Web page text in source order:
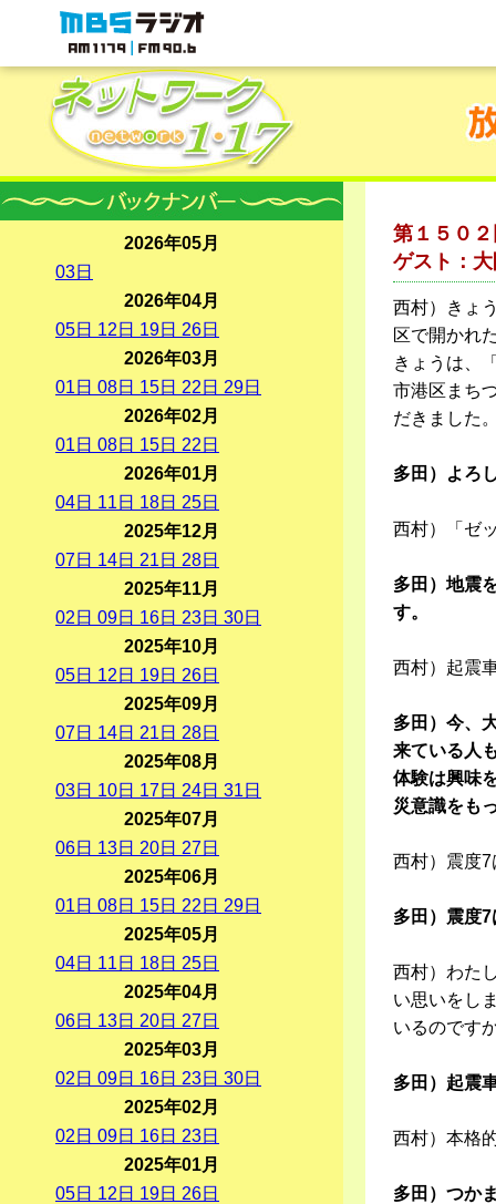
MBSラジオ 1179|FM90.6
第１５０
ゲスト：
西村）きょ
区で開かれ
きょうは、
市港区まち
だきました
多田）よろ
西村）「ゼ
多田）地震
す。
西村）起震
多田）今、
来ている人
体験は興味
災意識をも
西村）震度
多田）震度
西村）わた
い思いをし
いるのです
多田）起震
西村）本格
多田）つか
2026年05月
03日
2026年04月
05日 12 日 19日 26日
2026年03月
01 日 08日 15日 22 日 29日
2026年02月
01 日 08日 15日 22 日
2026年01月
04日 11 日 18日 25日
2025年12月
07日 14日 21 日 28日
2025年11月
02 日 09日 16日 23日 30日
2025年10月
05日 12 日 19日 26日
2025年09月
07日 14日 21 日 28日
2025年08月
03日 10日 17日 24日 31 日
2025年07月
06日 13日 20日 27日
2025年06月
01 日 08日 15日 22 日 29日
2025年05月
04日 11 日 18日 25日
2025年04月
06日 13日 20日 27日
2025年03月
02 日 09日 16日 23日 30日
2025年02月
02 日 09日 16日 23日
2025年01月
05日 12 日 19日 26日